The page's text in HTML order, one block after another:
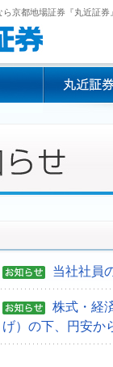
京都地場証券『丸近証券』
当社社員
株式・経
げ）の下、円安か